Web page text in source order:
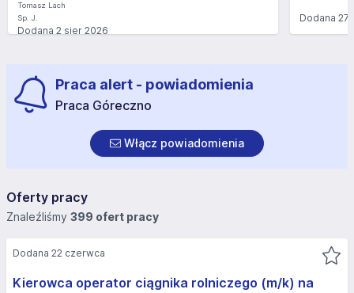
Dodana 2 sier 2026
Dodana27
Praca alert - powiadomienia
Praca Góreczno
Włącz powiadomienia
Oferty pracy
Znaleźliśmy 399 ofert pracy
Kierowca operator ciągnika rolniczego (m/k) na
Dodana 22 czerwca